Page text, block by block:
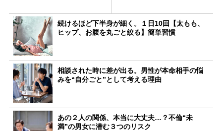
続けるほど下半身が細く。１日10回【太もも、
ヒップ、お腹を丸ごと絞る】簡単習慣
相談された時に差が出る。男性が本命相手の悩
みを“自分ごと”として考える理由
あの２人の関係、本当に大丈夫…？不倫“未
満”の男女に潜む３つのリスク